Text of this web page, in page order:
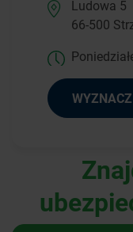
Ludowa 5
66-500